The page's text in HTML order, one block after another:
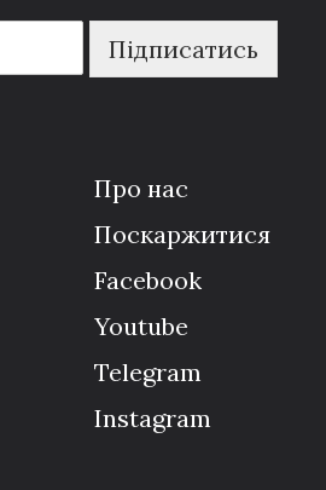
Підписатись
Про нас
Поскаржитися
Facebook
Youtube
Telegram
Instagram